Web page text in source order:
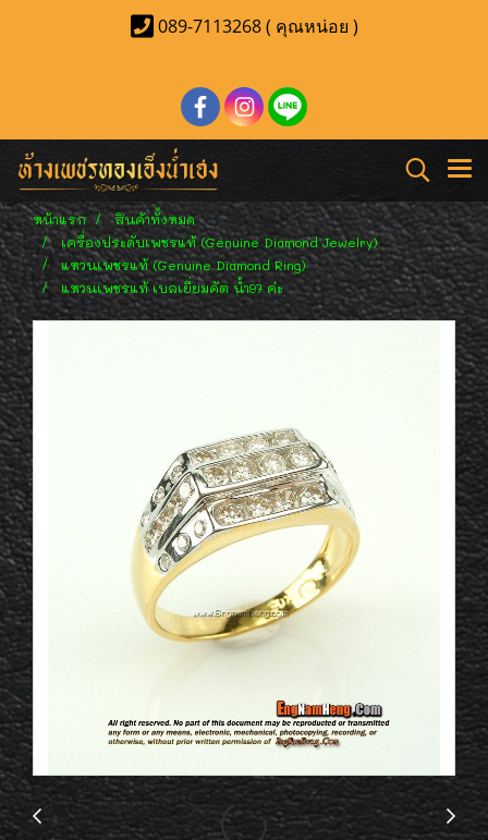
089-7113268 ( คุณหน่อย )
หน้าแรก
สินค้าทั้งหมด
เครื่องประดับเพชรแท้ (Genuine Diamond Jewelry)
แหวนเพชรแท้ (Genuine Diamond Ring)
แหวนเพชรแท้ เบลเยี่ยมคัต น้ำ97 ค่ะ